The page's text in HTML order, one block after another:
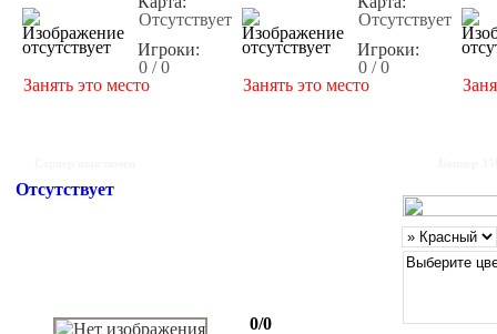
Отсутствует
Игроки:
0 / 0
Занять это место
Отсутствует
Игроки:
0 / 0
Занять это место
Отсутствует
0/0